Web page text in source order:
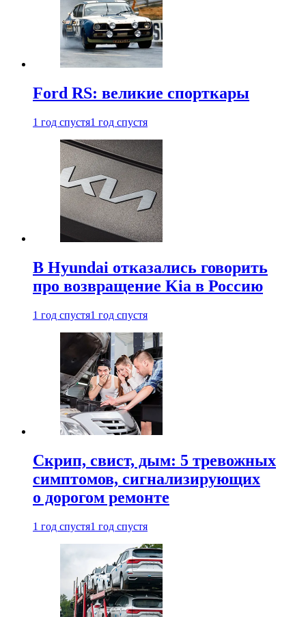
Ford RS: великие спорткары
1 год спустя1 год спустя
В Hyundai отказались говорить
про возвращение Kia в Россию
1 год спустя1 год спустя
Скрип, свист, дым: 5 тревожных
симптомов, сигнализирующих
о дорогом ремонте
1 год спустя1 год спустя